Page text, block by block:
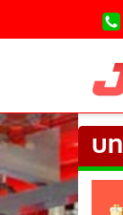
บ